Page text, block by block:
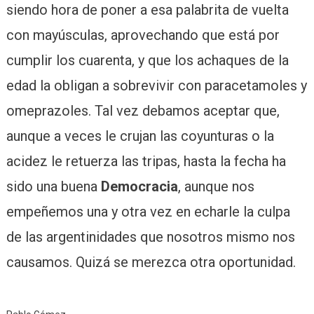
siendo hora de poner a esa palabrita de vuelta
con mayúsculas, aprovechando que está por
cumplir los cuarenta, y que los achaques de la
edad la obligan a sobrevivir con paracetamoles y
omeprazoles. Tal vez debamos aceptar que,
aunque a veces le crujan las coyunturas o la
acidez le retuerza las tripas, hasta la fecha ha
sido una buena Democracia, aunque nos
empeñemos una y otra vez en echarle la culpa
de las argentinidades que nosotros mismo nos
causamos. Quizá se merezca otra oportunidad.